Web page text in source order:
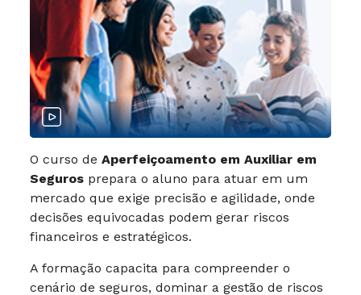
O curso de Aperfeiçoamento em Auxiliar em
Seguros prepara o aluno para atuar em um
mercado que exige precisão e agilidade, onde
decisões equivocadas podem gerar riscos
financeiros e estratégicos.
A formação capacita para compreender o
cenário de seguros, dominar a gestão de riscos